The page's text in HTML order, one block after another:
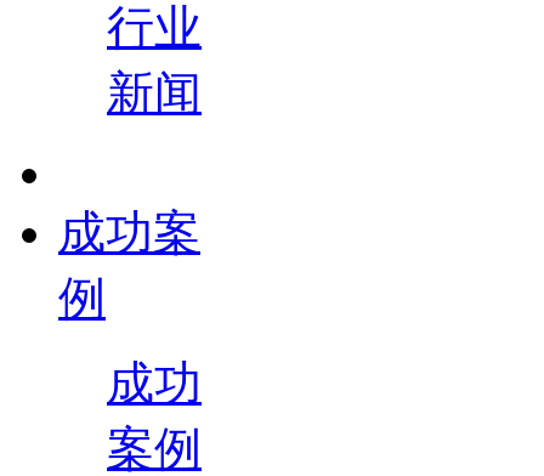
行业
新闻
成功案
例
成功
案例